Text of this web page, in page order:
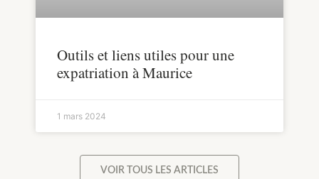
Outils et liens utiles pour une
expatriation à Maurice
1 mars 2024
VOIR TOUS LES ARTICLES